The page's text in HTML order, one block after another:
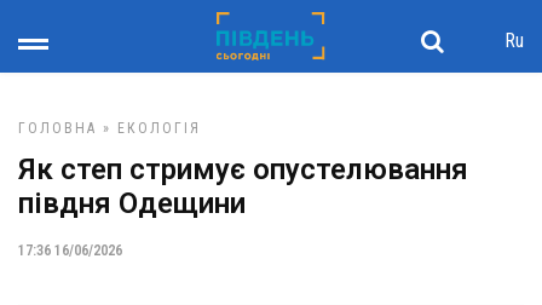
Ru
ГОЛОВНА » ЕКОЛОГІЯ
Як степ стримує опустелювання
півдня Одещини
17:36 16/06/2026